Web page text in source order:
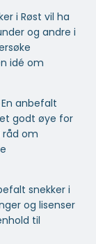
i Røst vil ha
og andre i
idé om
En anbefalt
godt øye for
råd om
snekker i
og lisenser
til